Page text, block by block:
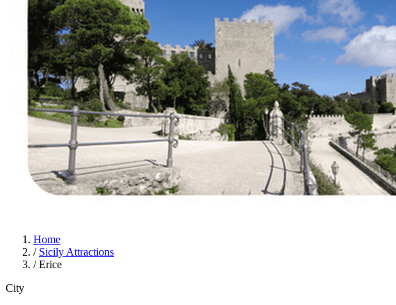
Home
/ Sicily Attractions
/ Erice
City